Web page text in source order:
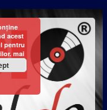
acest
pentru
mai